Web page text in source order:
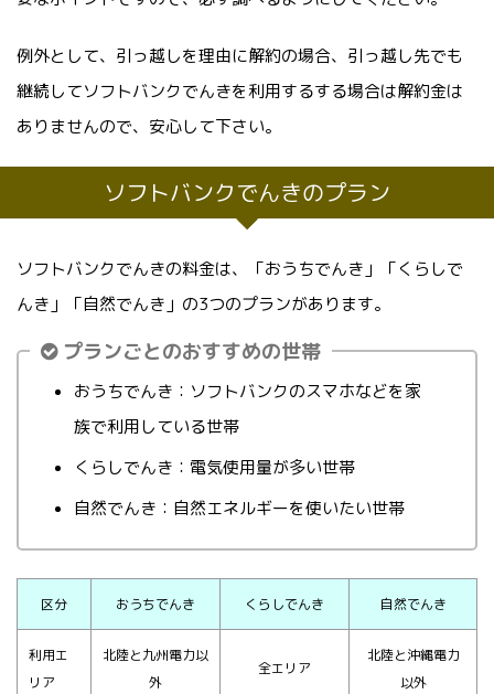
例外として、引っ越しを理由に解約の場合、引っ越し先でも
継続してソフトバンクでんきを利用するする場合は解約金は
ありませんので、安心して下さい。
ソフトバンクでんきのプラン
ソフトバンクでんきの料金は、「おうちでんき」「くらしで
んき」「自然でんき」の3つのプランがあります。
プランごとのおすすめの世帯
おうちでんき：ソフトバンクのスマホなどを家
族で利用している世帯
くらしでんき：電気使用量が多い世帯
自然でんき：自然エネルギーを使いたい世帯
区分 おうちでんき くらしでんき 自然でんき
利用エ
リア
北陸と九州電力以
外
全エリア
北陸と沖縄電力
以外